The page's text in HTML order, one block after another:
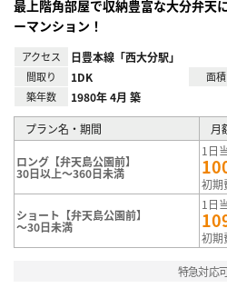
最上階角部屋で収納豊富な大分弁天
ーマンション！
アクセス 日豊本線「西大分駅」
間取り 1DK 面積
築年数 1980年 4月 築
プラン名・期間 月
ロング【弁天島公園前】
30日以上～360日未満
1日
初期
ショート【弁天島公園前】
～30日未満
1日
初期
特急対応